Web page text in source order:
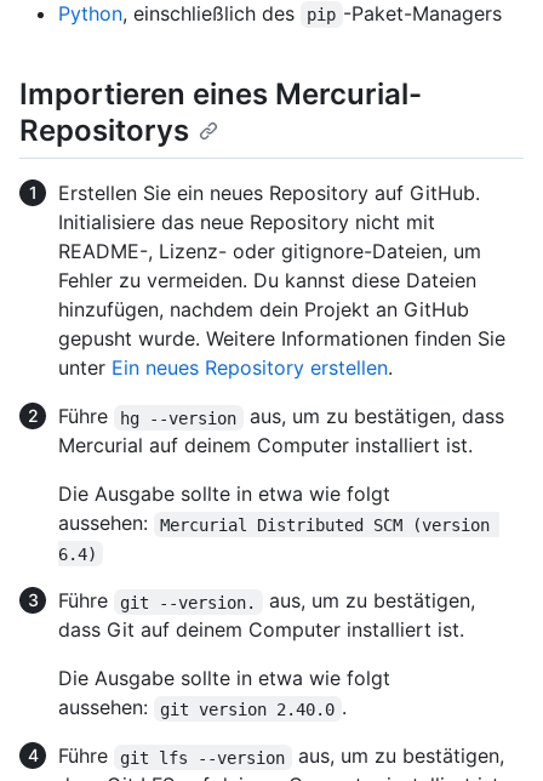
Python, einschließlich des pip -Paket-Managers
Importieren eines Mercurial-
Repositorys
Erstellen Sie ein neues Repository auf GitHub.
Initialisiere das neue Repository nicht mit
README-, Lizenz- oder gitignore-Dateien, um
Fehler zu vermeiden. Du kannst diese Dateien
hinzufügen, nachdem dein Projekt an GitHub
gepusht wurde. Weitere Informationen finden Sie
unter Ein neues Repository erstellen.
Führe
hg --version
aus, um zu bestätigen, dass
Mercurial auf deinem Computer installiert ist.
Die Ausgabe sollte in etwa wie folgt
aussehen:
Mercurial Distributed SCM (version
6.4)
Führe git --version.
aus, um zu bestätigen,
dass Git auf deinem Computer installiert ist.
Die Ausgabe sollte in etwa wie folgt
aussehen:
git version 2.40.0 .
Führe
git lfs --version
aus, um zu bestätigen,